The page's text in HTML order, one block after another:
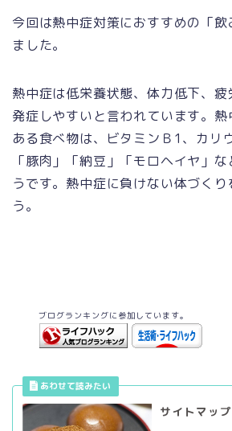
今回は熱中症対策におすすめの「
ました。
熱中症は低栄養状態、体力低下、
発症しやすいと言われています。
ある食べ物は、ビタミンＢ1、カリ
「豚肉」「納豆」「モロヘイヤ」
うです。熱中症に負けない体づくり
う。
ブログランキングに参加しています。
サイトマッ